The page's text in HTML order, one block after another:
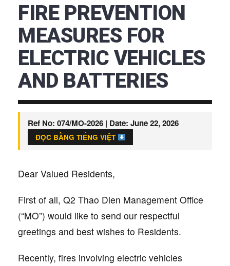
FIRE PREVENTION
MEASURES FOR
ELECTRIC VEHICLES
AND BATTERIES
Ref No: 074/MO-2026 | Date: June 22, 2026
ĐỌC BẰNG TIẾNG VIỆT
Dear Valued Residents,
First of all, Q2 Thao Dien Management Office
(“MO”) would like to send our respectful
greetings and best wishes to Residents.
Recently, fires involving electric vehicles